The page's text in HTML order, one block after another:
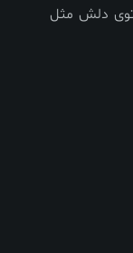
دلش مثل